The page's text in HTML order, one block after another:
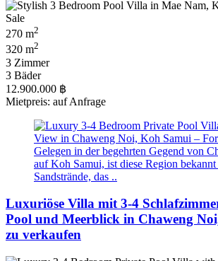
270 m2
320 m2
3 Zimmer
3 Bäder
12.900.000 ฿
Mietpreis: auf Anfrage
Gelegen in der begehrten Gegend von
auf Koh Samui, ist diese Region
Sandstrände, das ..
Luxuriöse Villa mit 3-4
Pool und Meerblick in Chaweng
zu verkaufen